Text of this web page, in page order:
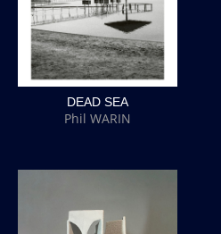
DEAD SEA
Phil WARIN